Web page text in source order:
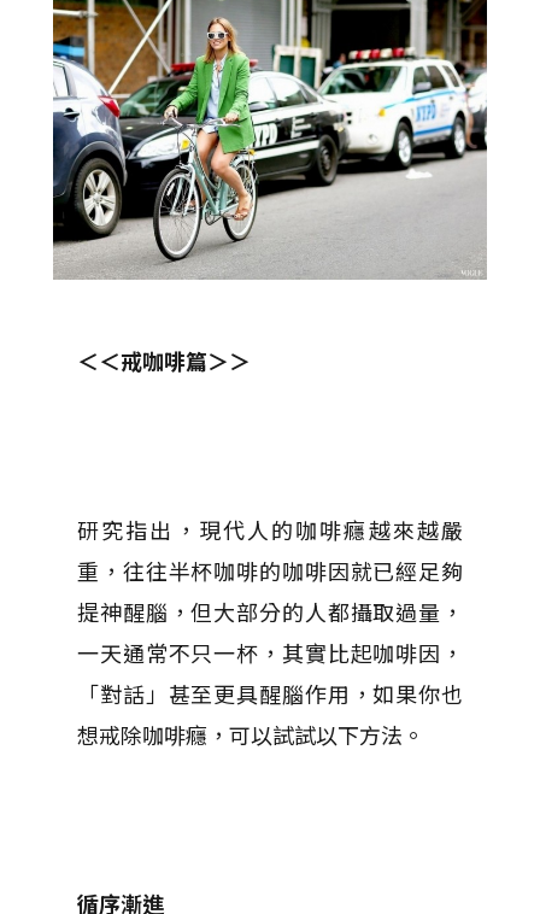
＜＜戒咖啡篇＞＞
研究指出，現代人的咖啡癮越來越嚴
重，往往半杯咖啡的咖啡因就已經足夠
提神醒腦，但大部分的人都攝取過量，
一天通常不只一杯，其實比起咖啡因，
「對話」甚至更具醒腦作用，如果你也
想戒除咖啡癮，可以試試以下方法。
循序漸進